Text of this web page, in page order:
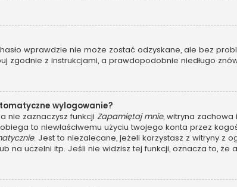
wprawdzie nie może zostać odzyskane, ale bez
zgodnie z instrukcjami, a prawdopodobnie niedługo
wylogowanie?
nie zaznaczysz funkcji Zapamiętaj mnie, witryna zachowa
to niewłaściwemu użyciu twojego konta przez
. Jest to niezalecane, jeżeli korzystasz z witryny z
na uczelni itp. Jeśli nie widzisz tej funkcji, oznacza to, że